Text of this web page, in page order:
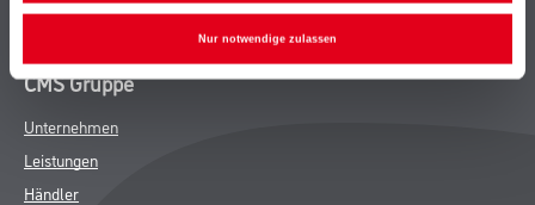
Nur notwendige zulassen
Verbrauchsmaterialien
CMS Gruppe
Unternehmen
Leistungen
Händler